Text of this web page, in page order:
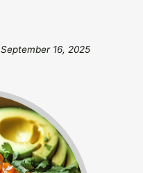
September 16, 2025